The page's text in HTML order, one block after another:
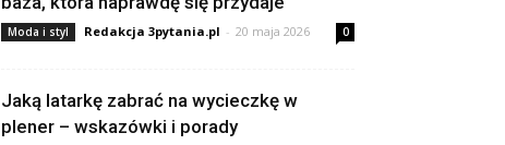
Moda i styl Redakcja 3pytania.pl - 20 maja 2026 0
Jaką latarkę zabrać na wycieczkę w
plener – wskazówki i porady